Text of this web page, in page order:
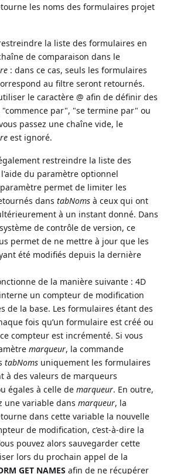
les noms des formulaires projet
la liste des formulaires en
de comparaison dans le
: dans ce cas, seuls les formulaires
au filtre seront retournés.
le caractère @ afin de définir des
par", "se termine par" ou
passez une chaîne vide, le
est ignoré.
restreindre la liste des
du paramètre optionnel
paramètre permet de limiter les
danstabNoms à ceux qui ont
à un instant donné. Dans
de contrôle de version, ce
permet de ne mettre à jour que les
été modifiés depuis la dernière
de la manière suivante : 4D
un compteur de modification
de la base. Les formulaires étant des
fois qu’un formulaire est créé ou
compteur est incrémenté. Si vous
marqueur, la commande
tabNoms uniquement les formulaires
à des valeurs de marqueurs
égales à celle demarqueur. En outre,
une variable dansmarqueur, la
dans cette variable la nouvelle
de modification, c’est-à-dire la
pouvez alors sauvegarder cette
lors du prochain appel de la
GET NAMES afin de ne récupérer